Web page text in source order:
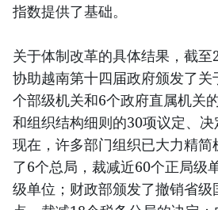
指数提供了基础。
关于体制改革的具体结果，截
协助越南第十四届政府颁发了
个部级机关和6个政府直属机关
和组织结构细则的30项议定、决
现在，许多部门组织已大力精
了6个总局，裁减近60个正局级
级单位；财政部颁发了撤销省级